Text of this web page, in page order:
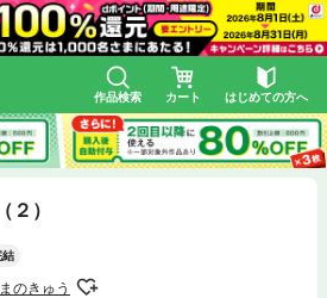
作品検索 カート はじめての方へ
２）
結
のきゅう